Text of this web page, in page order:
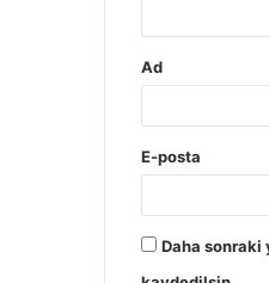
Ad
E-posta
Daha sonraki